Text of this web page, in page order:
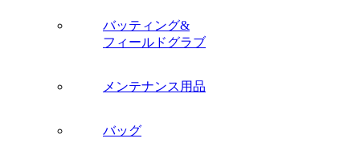
バッティング&
フィールドグラブ
メンテナンス用品
バッグ